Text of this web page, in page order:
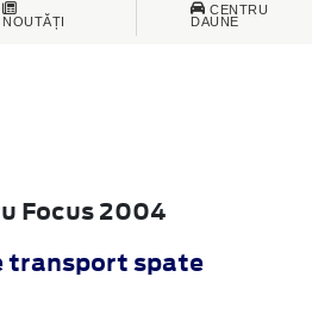
NOUTĂȚI
CENTRU
DAUNE
Focus 2004
transport spate